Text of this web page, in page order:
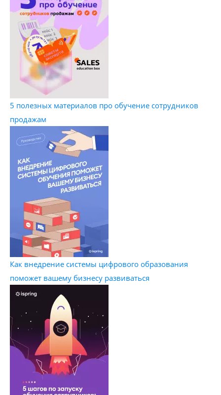
5 полезных материалов про обучение сотрудников
продажам
Как внедрение системы цифрового образования
поможет вашему бизнесу развиваться